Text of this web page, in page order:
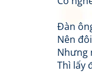
Đàn
Nên
Nhưng
Thì lấy